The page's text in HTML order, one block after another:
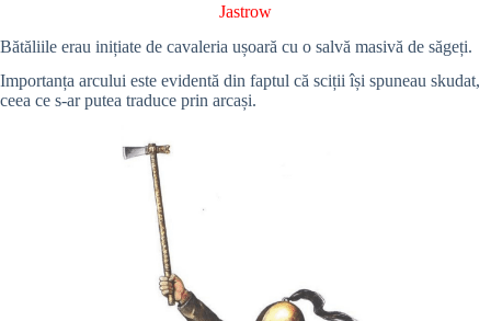
Jastrow
Bătăliile erau inițiate de cavaleria ușoară cu o salvă masivă de săgeți.
Importanța arcului este evidentă din faptul că sciții își spuneau skudat,
ceea ce s-ar putea traduce prin arcași.